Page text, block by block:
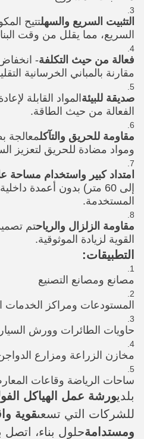
التثبيت السريع والسهلتتيح
السريع، مما يقلل من وقت
فعالة من حيث التكلفة- انخفاض
مقارنة بالمباني الخرسانية
صديقة للبيئة المواد القابلة
الفعالة من حيث الطاقة.
مقاومة للحريق والتآكلمعالجة
ومواد مضادة للحريق لتعزيز
امتداد كبير واستخدام مساحة
إلى 60 متر) بدون أعمدة
المستخدمة.
مقاومة الزلزال والرياحتم
القوية لزيادة الموثوقية.
التطبيقات:
مصانع ومصانع التصنيع
المستودعات ومراكز الخدمات
حاويات الطائرات وورش
مخازن الزراعة ومزارع
ساحات الرياضة وقاعات
بلديورشة عمل الهياكل
للشركات التي تسعىقوية
ومستدامةحلول بناء،